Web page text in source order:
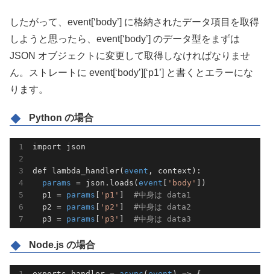
したがって、event[‘body’] に格納されたデータ項目を取得
しようと思ったら、event[‘body’] のデータ型をまずは
JSON オブジェクトに変更して取得しなければなりませ
ん。ストレートに event[‘body’][‘p1’] と書くとエラーにな
ります。
Python の場合
import json
def lambda_handler(event , context ):
params = json.loads(event 'body'
])
  p1 =
params 'p1' ] #中身は data1
  p2 =
params 'p2' ] #中身は data2
  p3 =
params 'p3' ] #中身は data3
Node.js の場合